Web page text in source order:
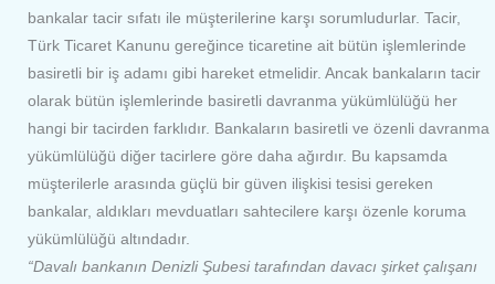
bankalar tacir sıfatı ile müşterilerine karşı sorumludurlar. Tacir,
Türk Ticaret Kanunu gereğince ticaretine ait bütün işlemlerinde
basiretli bir iş adamı gibi hareket etmelidir. Ancak bankaların tacir
olarak bütün işlemlerinde basiretli davranma yükümlülüğü her
hangi bir tacirden farklıdır. Bankaların basiretli ve özenli davranma
yükümlülüğü diğer tacirlere göre daha ağırdır. Bu kapsamda
müşterilerle arasında güçlü bir güven ilişkisi tesisi gereken
bankalar, aldıkları mevduatları sahtecilere karşı özenle koruma
yükümlülüğü altındadır.
“Davalı bankanın Denizli Şubesi tarafından davacı şirket çalışanı